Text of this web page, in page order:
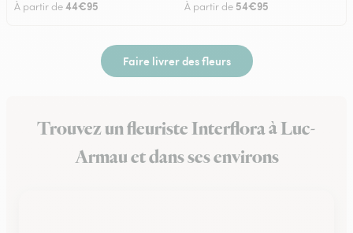
À partir de44€95 À partir de 54€95
Faire livrer des fleurs
Trouvez un fleuriste Interflora à Luc-
Armau et dans ses environs